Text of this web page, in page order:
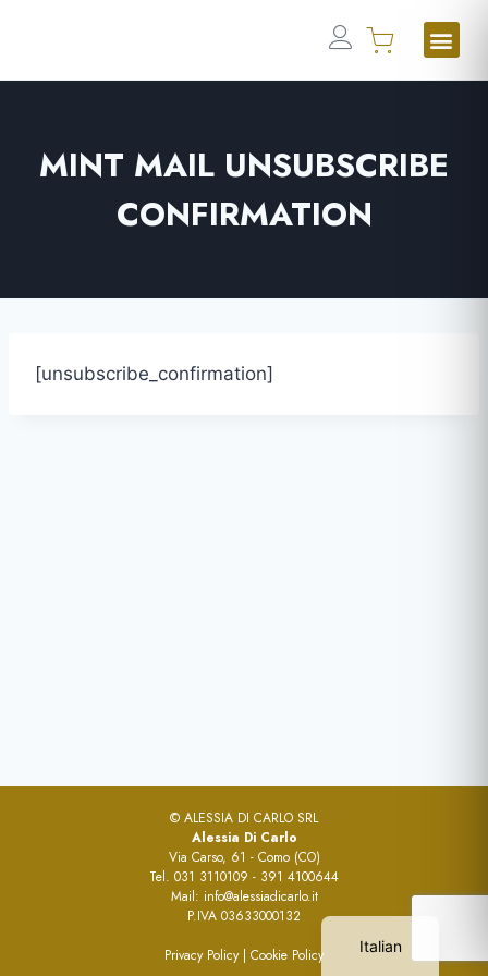
MINT MAIL UNSUBSCRIBE
CONFIRMATION
[unsubscribe_confirmation]
© ALESSIA DI CARLO SRL
Alessia Di Carlo
Via Carso, 61 - Como (CO)
Tel. 031 3110109 - 391 4100644
Mail: info@alessiadicarlo.it
P.IVA 03633000132
Privacy Policy | Cookie Policy Italian